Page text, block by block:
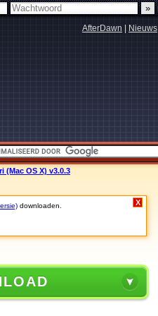
AfterDawn Nieuws
(Mac OS X) v3.0.3
downloaden. X